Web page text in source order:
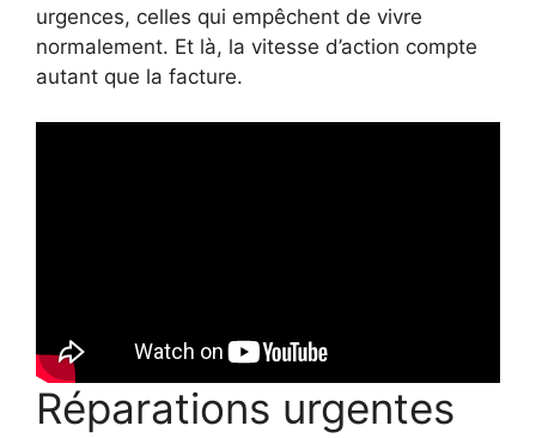
urgences, celles qui empêchent de vivre
normalement. Et là, la vitesse d’action compte
autant que la facture.
Réparations urgentes